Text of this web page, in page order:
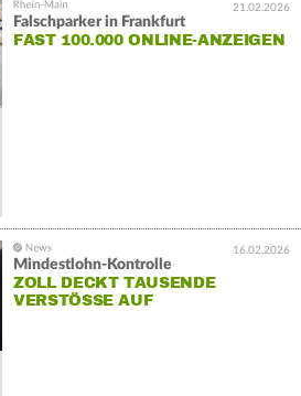
21.02.2026
Falschparker in Frankfurt
FAST 100.000 ONLINE-ANZEIGEN
16.02.2026
Mindestlohn-Kontrolle
ZOLL DECKT TAUSENDE
VERSTÖSSE AUF